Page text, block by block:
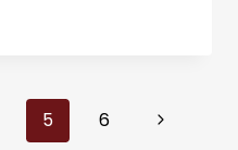
5 6
Pàgina